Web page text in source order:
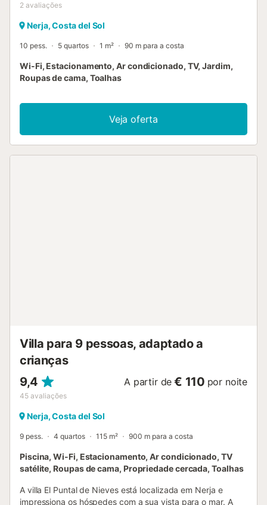
2 avaliações
Nerja, Costa del Sol
10 pess. 5 quartos 1 m² 90 m para a costa
Wi-Fi, Estacionamento, Ar condicionado, TV, Jardim,
Roupas de cama, Toalhas
Veja oferta
Villa para 9 pessoas, adaptado a
crianças
9,4
45 avaliações
A partir de € 110 por noite
Nerja, Costa del Sol
9 pess. 4 quartos 115 m² 900 m para a costa
Piscina, Wi-Fi, Estacionamento, Ar condicionado, TV
satélite, Roupas de cama, Propriedade cercada, Toalhas
A villa El Puntal de Nieves está localizada em Nerja e
impressiona os hóspedes com a sua vista para o mar. A